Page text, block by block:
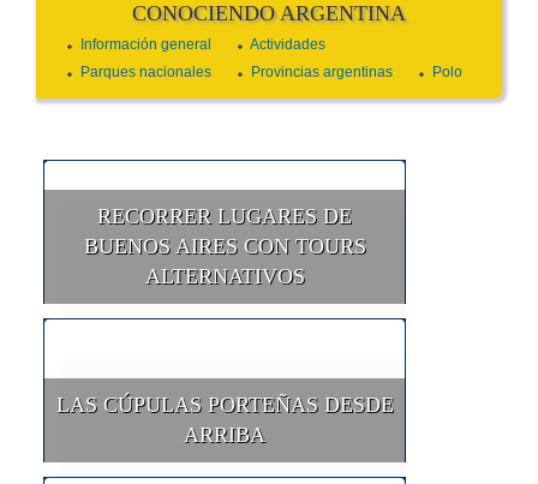
CONOCIENDO ARGENTINA
Información general
Actividades
Parques nacionales
Provincias argentinas Polo
RECORRER LUGARES DE
BUENOS AIRES CON TOURS
ALTERNATIVOS
LAS CÚPULAS PORTEÑAS DESDE
ARRIBA